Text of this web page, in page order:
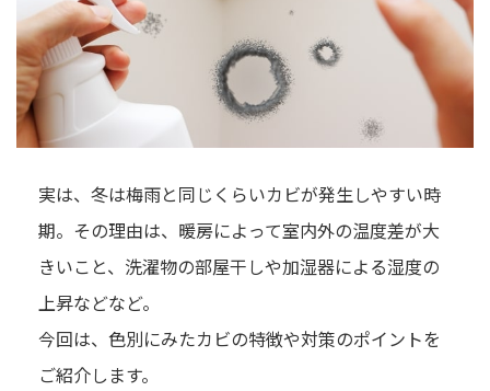
実は、冬は梅雨と同じくらいカビが発生しやすい時
期。その理由は、暖房によって室内外の温度差が大
きいこと、洗濯物の部屋干しや加湿器による湿度の
上昇などなど。
今回は、色別にみたカビの特徴や対策のポイントを
ご紹介します。